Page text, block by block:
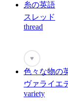
糸の英語
スレッド
thread
♥
色々な物の
ヴァライエ
variety